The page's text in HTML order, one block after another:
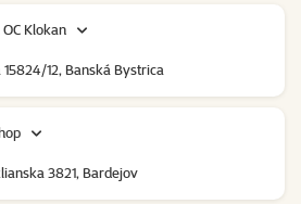
Klokan
12, Banská Bystrica
3821, Bardejov